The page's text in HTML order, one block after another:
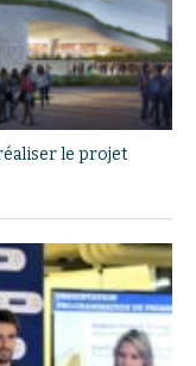
le projet